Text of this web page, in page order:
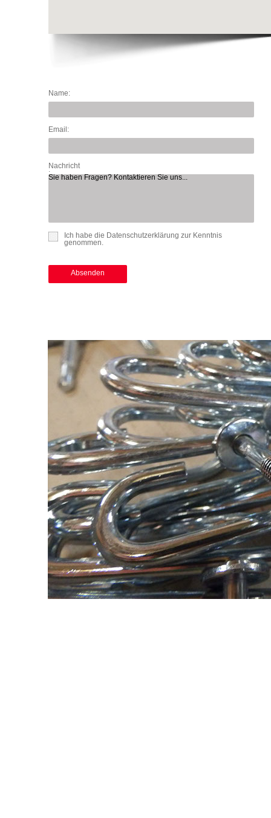
Name:
Email:
Absenden
Nachricht
:
Ich habe die Datenschutzerklärung zur Kenntnis
genommen.
Sie haben Fragen? Kontaktieren Sie uns...